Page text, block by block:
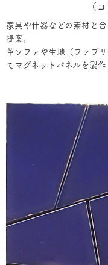
（
家具や什器などの素材と
提案。
革ソファや生地（ファブ
てマグネットパネルを製作